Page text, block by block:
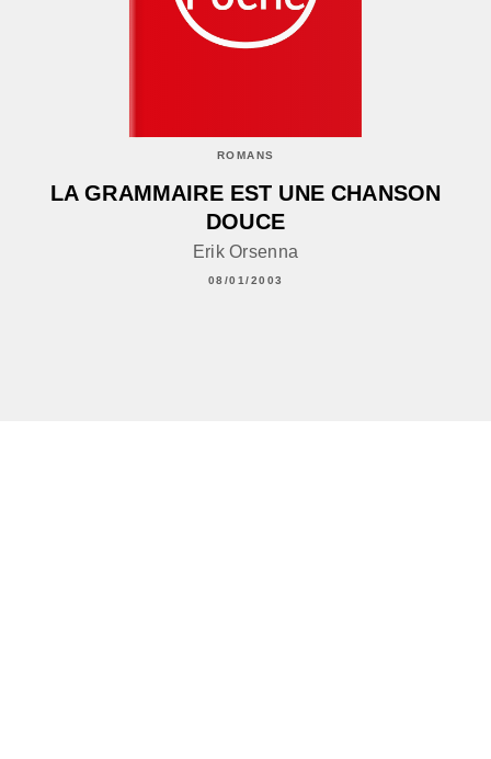
ROMANS
LA GRAMMAIRE EST UNE CHANSON
DOUCE
Erik Orsenna
08/01/2003